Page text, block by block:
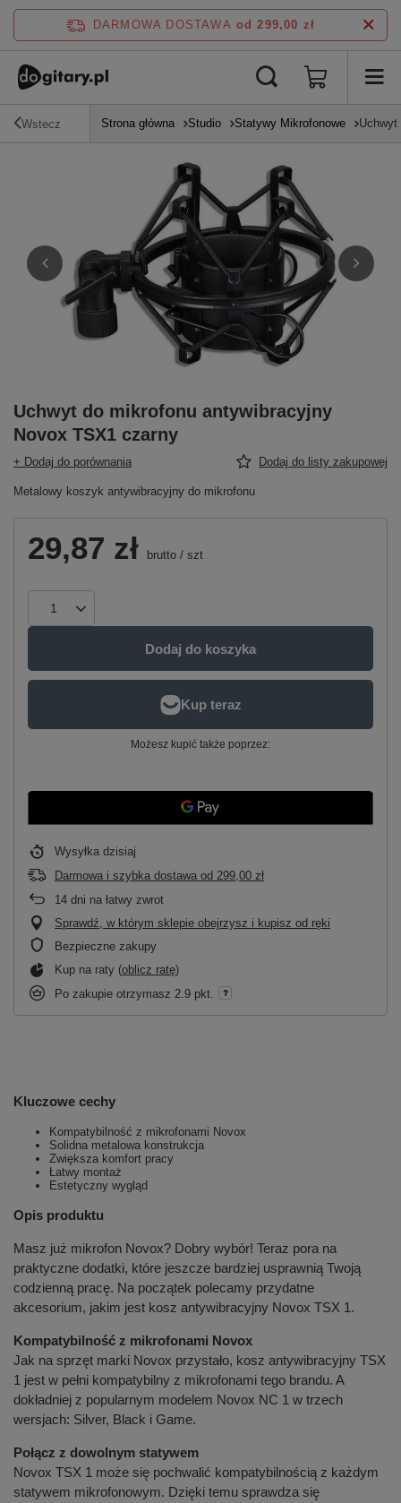
DARMOWA DOSTAWA od 299,00 zł
Wstecz Strona główna Studio Statywy Mikrofonowe
Uchwyt do mikrofonu antywibracyjny
Novox TSX1 czarny
+ Dodaj do porównania Dodaj do listy zakupowej
Metalowy koszyk antywibracyjny do mikrofonu
29,87 zł brutto / szt
Dodaj do koszyka
Możesz kupić także poprzez:
Wysyłka dzisiaj
Darmowa i szybka dostawa od 299,00 zł
14 dni na łatwy zwrot
Sprawdź, w którym sklepie obejrzysz i kupisz od ręki
Bezpieczne zakupy
Kup na raty (oblicz ratę)
Po zakupie otrzymasz 2.9 pkt.
Kluczowe cechy
Kompatybilność z mikrofonami Novox
Solidna metalowa konstrukcja
Zwiększa komfort pracy
Łatwy montaż
Estetyczny wygląd
Opis produktu
Masz już mikrofon Novox? Dobry wybór! Teraz pora na
praktyczne dodatki, które jeszcze bardziej usprawnią Twoją
codzienną pracę. Na początek polecamy przydatne
akcesorium, jakim jest kosz antywibracyjny Novox TSX 1.
Kompatybilność z mikrofonami Novox
Jak na sprzęt marki Novox przystało, kosz antywibracyjny TSX
1 jest w pełni kompatybilny z mikrofonami tego brandu. A
dokładniej z popularnym modelem Novox NC 1 w trzech
wersjach: Silver, Black i Game.
Połącz z dowolnym statywem
Novox TSX 1 może się pochwalić kompatybilnością z każdym
statywem mikrofonowym. Dzięki temu sprawdza się